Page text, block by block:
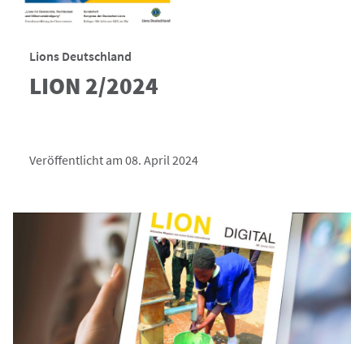
Lions Deutschland
LION 2/2024
Veröffentlicht am 08. April 2024